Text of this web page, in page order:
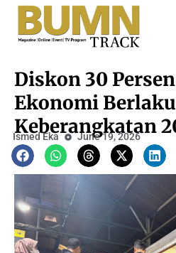
Diskon 30
Ekonomi
Keberangkatan
Ismed Eka June 19, 2026